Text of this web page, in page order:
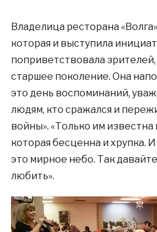
Владелица ресторана
которая и выступила
поприветствовала зрителей,
старшее поколение. Она
это день воспоминаний,
людям, кто сражался и
войны». «Только им
которая бесценна и хрупка.
это мирное небо. Так
любить».